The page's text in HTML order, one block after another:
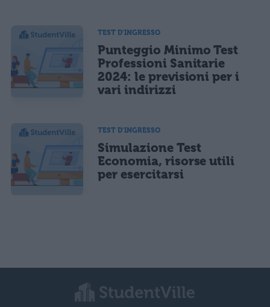
TEST D'INGRESSO
Punteggio Minimo Test
Professioni Sanitarie
2024: le previsioni per i
vari indirizzi
TEST D'INGRESSO
Simulazione Test
Economia, risorse utili
per esercitarsi